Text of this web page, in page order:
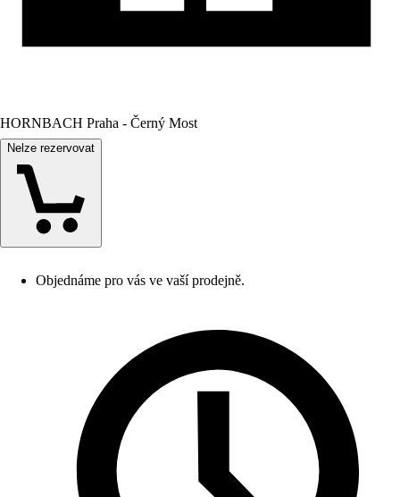
HORNBACH Praha - Černý Most
Nelze rezervovat
Objednáme pro vás ve vaší prodejně.